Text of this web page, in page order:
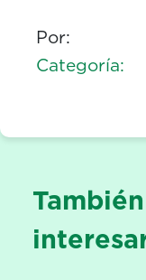
Por:
Categoría: